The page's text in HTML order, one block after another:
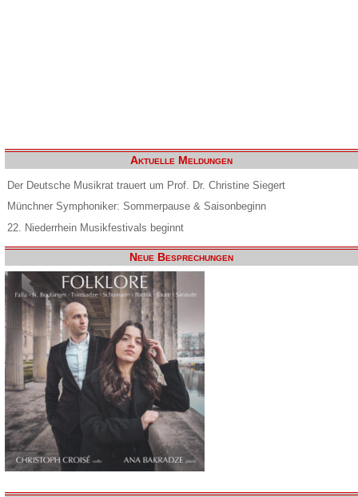
Aktuelle Meldungen
Der Deutsche Musikrat trauert um Prof. Dr. Christine Siegert
Münchner Symphoniker: Sommerpause & Saisonbeginn
22. Niederrhein Musikfestivals beginnt
Neue Besprechungen